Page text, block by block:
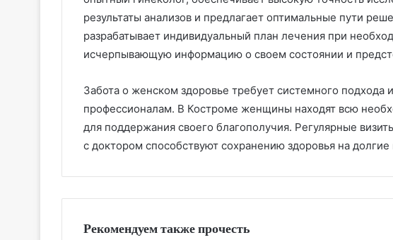
результаты анализов и предлагает оптимальные пути
разрабатывает индивидуальный план лечения при
исчерпывающую информацию о своем состоянии и
Забота о женском здоровье требует системного подхода
профессионалам. В Костроме женщины находят всю
для поддержания своего благополучия. Регулярные
с доктором способствуют сохранению здоровья на долгие
Рекомендуем также прочесть